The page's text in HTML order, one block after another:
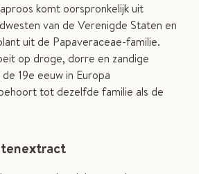
komt oorspronkelijk uit
van de Verenigde Staten en
uit de Papaveraceae-familie.
op droge, dorre en zandige
19e eeuw in Europa
tot dezelfde familie als de